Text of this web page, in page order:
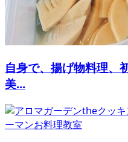
自身で、揚げ物料理、
美...